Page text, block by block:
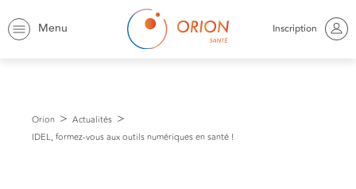
Menu Inscription
Orion
Actualités
IDEL, formez-vous aux outils numériques en santé !